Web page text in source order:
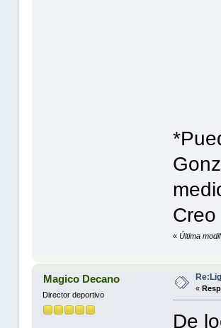
«Última
Magico Decano
Director deportivo
«
De